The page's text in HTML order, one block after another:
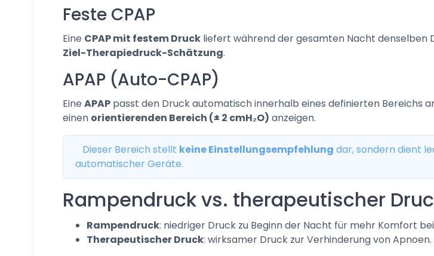
Feste CPAP
Eine CPAP mit festem Druck liefert während der gesamten Nacht
Ziel-Therapiedruck-Schätzung.
APAP (Auto-CPAP)
Eine APAP passt den Druck automatisch innerhalb eines definierten Bereichs
einen orientierenden Bereich (± 2 cmH₂O) anzeigen.
Dieser Bereich stellt keine Einstellungsempfehlung dar, sondern dient
automatischer Geräte.
Rampendruck vs. therapeutischer
Rampendruck: niedriger Druck zu Beginn der Nacht für mehr Komfort
Therapeutischer Druck: wirksamer Druck zur Verhinderung von Apnoen.